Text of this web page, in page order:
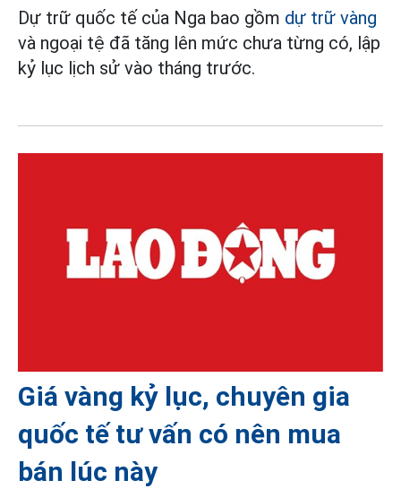
Dự trữ quốc tế của Nga bao gồm dự trữ vàng
và ngoại tệ đã tăng lên mức chưa từng có, lập
kỷ lục lịch sử vào tháng trước.
Giá vàng kỷ lục, chuyên gia
quốc tế tư vấn có nên mua
bán lúc này